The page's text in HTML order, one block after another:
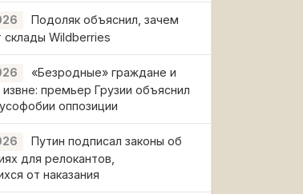
Подоляк объяснил, зачем
Wildberries
«Безродные» граждане и
извне: премьер Грузии объяснил
оппозиции
Путин подписал законы об
для релокантов,
от наказания